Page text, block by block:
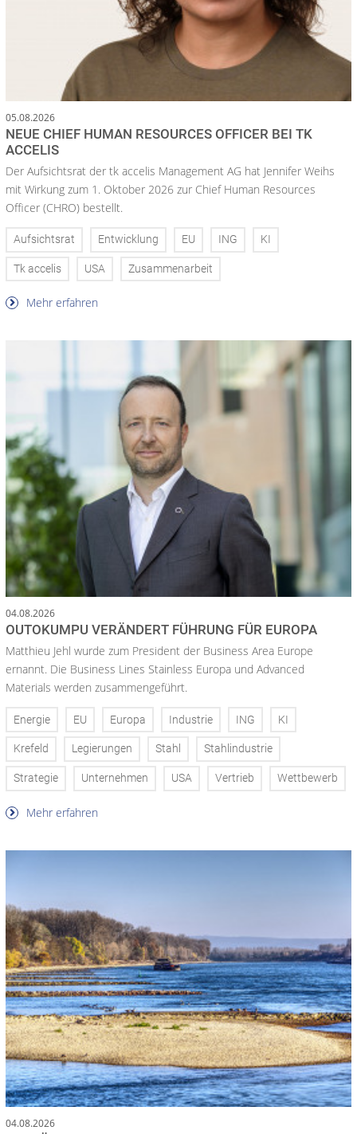
05.08.2026
NEUE CHIEF HUMAN RESOURCES OFFICER BEI TK
ACCELIS
Der Aufsichtsrat der tk accelis Management AG hat Jennifer Weihs
mit Wirkung zum 1. Oktober 2026 zur Chief Human Resources
Officer (CHRO) bestellt.
Aufsichtsrat Entwicklung EU ING KI
Tk accelis USA Zusammenarbeit
Mehr erfahren
04.08.2026
OUTOKUMPU VERÄNDERT FÜHRUNG FÜR EUROPA
Matthieu Jehl wurde zum President der Business Area Europe
ernannt. Die Business Lines Stainless Europa und Advanced
Materials werden zusammengeführt.
Energie EU Europa Industrie ING KI
Krefeld Legierungen Stahl Stahlindustrie
Strategie Unternehmen USA Vertrieb Wettbewerb
Mehr erfahren
04.08.2026